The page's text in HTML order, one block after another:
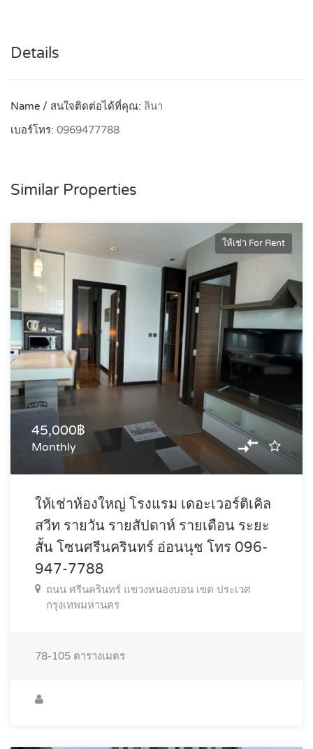
Details
Name / สนใจติดต่อได้ที่คุณ: ลินา
เบอร์โทร: 0969477788
Similar Properties
ให้เช่า For Rent
45,000฿
Monthly
ให้เช่าห้องใหญ่ โรงแรม เดอะเวอร์ติเคิล
สวีท รายวัน รายสัปดาห์ รายเดือน ระยะ
สั้น โซนศรีนครินทร์ อ่อนนุช โทร 096-
947-7788
ถนน ศรีนครินทร์ แขวงหนองบอน เขต ประเวศ
กรุงเทพมหานคร
78-105 ตารางเมตร